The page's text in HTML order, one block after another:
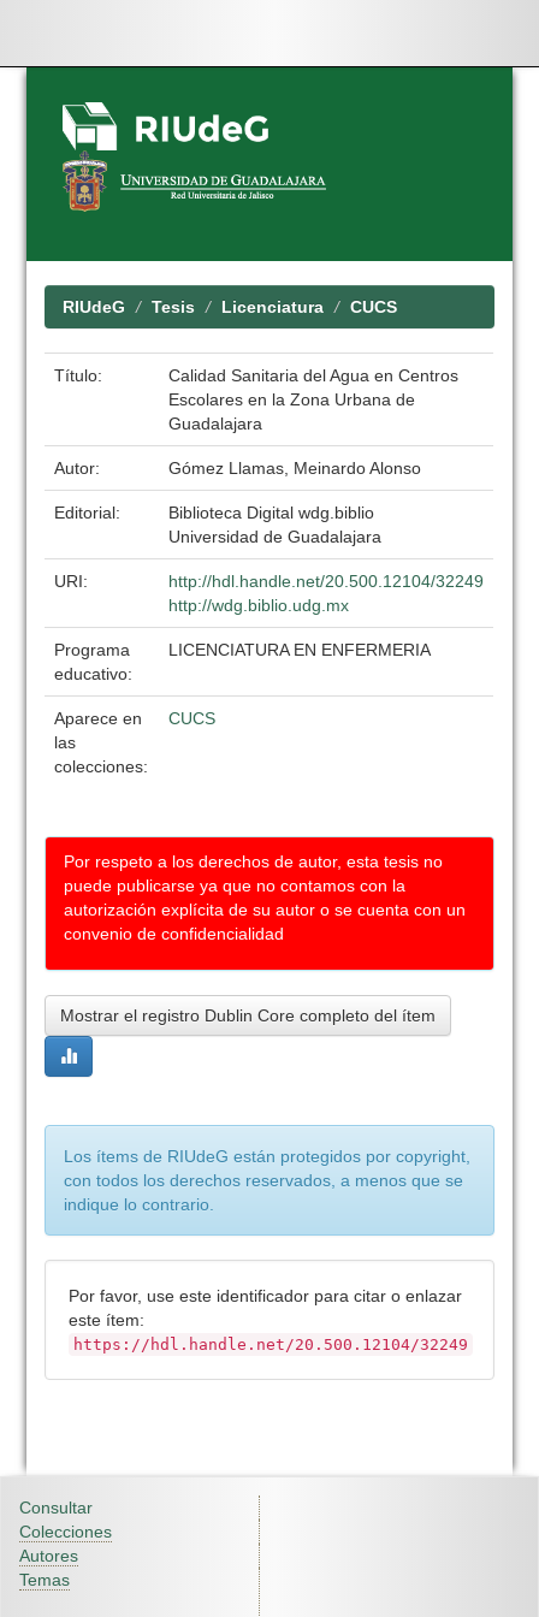
Skip
navigation
RIUdeG Tesis Licenciatura CUCS
Título:
Calidad Sanitaria del Agua en Centros
Escolares en la Zona Urbana de
Guadalajara
Autor: Gómez Llamas, Meinardo Alonso
Editorial:
Biblioteca Digital wdg.biblio
Universidad de Guadalajara
URI:
http://hdl.handle.net/20.500.12104/32249
http://wdg.biblio.udg.mx
Programa
educativo:
LICENCIATURA EN ENFERMERIA
Aparece en
las
colecciones:
CUCS
Por respeto a los derechos de autor, esta tesis no
puede publicarse ya que no contamos con la
autorización explícita de su autor o se cuenta con un
convenio de confidencialidad
Mostrar el registro Dublin Core completo del ítem
Los ítems de RIUdeG están protegidos por copyright,
con todos los derechos reservados, a menos que se
indique lo contrario.
Por favor, use este identificador para citar o enlazar
este ítem:
https://hdl.handle.net/20.500.12104/32249
Consultar
Colecciones
Autores
Temas